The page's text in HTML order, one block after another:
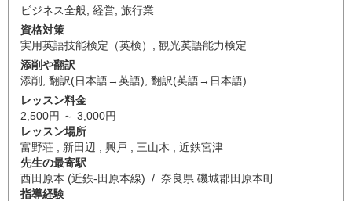
ビジネス全般 経営 旅行業
資格対策
実用英語技能検定（英検）
観光英語能力検定
添削や翻訳
添削
翻訳(日本語→英語) 翻訳(英語→日本語)
レッスン料金
2,500円 ～ 3,000円
レッスン場所
富野荘 , 新田辺 , 興戸 , 三山木 , 近鉄宮津
先生の最寄駅
西田原本 (近鉄-田原本線) / 奈良県 磯城郡田原本町
指導経験